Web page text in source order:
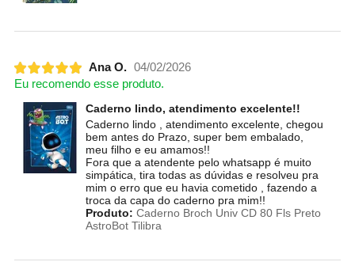
Ana O. 04/02/2026
Eu recomendo esse produto.
Caderno lindo, atendimento excelente!!
Caderno lindo , atendimento excelente, chegou
bem antes do Prazo, super bem embalado,
meu filho e eu amamos!!
Fora que a atendente pelo whatsapp é muito
simpática, tira todas as dúvidas e resolveu pra
mim o erro que eu havia cometido , fazendo a
troca da capa do caderno pra mim!!
Produto: Caderno Broch Univ CD 80 Fls Preto
AstroBot Tilibra